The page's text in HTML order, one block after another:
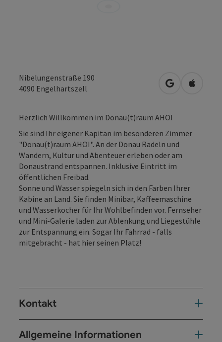
Nibelungenstraße 190
4090 Engelhartszell in Google
in
Herzlich Willkommen im Donau(t)raum AHOI
Sie sind Ihr eigener Kapitän im besonderen Zimmer
"Donau(t)raum AHOI". An der Donau Radeln und
Wandern, Kultur und Abenteuer erleben oder am
Donaustrand entspannen. Inklusive Eintritt im
öffentlichen Freibad.
Sonne und Wasser spiegeln sich in den Farben Ihrer
Kabine an Land. Sie finden Minibar, Kaffeemaschine
und Wasserkocher für Ihr Wohlbefinden vor. Fernseher
und Mini-Galerie laden zur Ablenkung und Liegestühle
zur Entspannung ein. Sogar Ihr Fahrrad - falls
mitgebracht - hat hier seinen Platz!
Kontakt
Allgemeine Informationen